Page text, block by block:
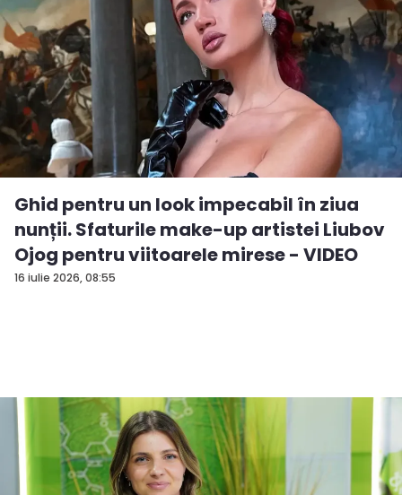
16 iulie 2026, 08:55
Ghid pentru un look impecabil în ziua
nunții. Sfaturile make-up artistei Liubov
Ojog pentru viitoarele mirese - VIDEO